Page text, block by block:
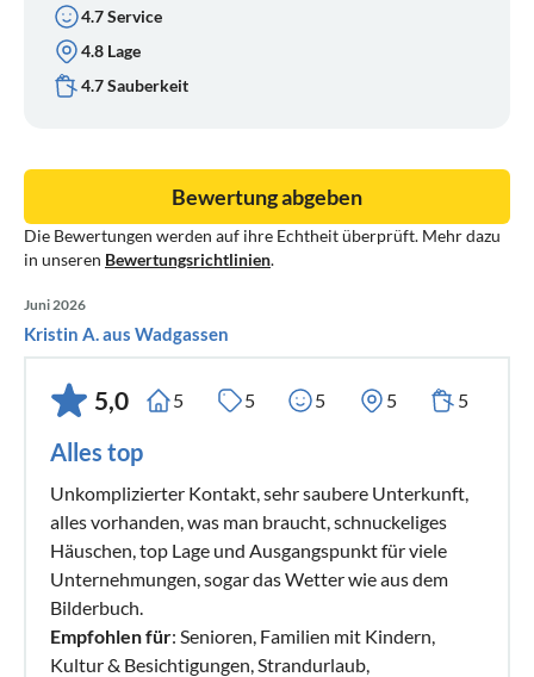
4.7 Service
4.8 Lage
4.7 Sauberkeit
Die Bewertungen werden auf ihre Echtheit überprüft. Mehr dazu
in unseren Bewertungsrichtlinien.
Bewertung abgeben
Juni 2026
Kristin A. aus Wadgassen
5,0 5 5 5 5 5
Alles top
Unkomplizierter Kontakt, sehr saubere Unterkunft,
alles vorhanden, was man braucht, schnuckeliges
Häuschen, top Lage und Ausgangspunkt für viele
Unternehmungen, sogar das Wetter wie aus dem
Bilderbuch.
Empfohlen für: Senioren, Familien mit Kindern,
Kultur & Besichtigungen, Strandurlaub,